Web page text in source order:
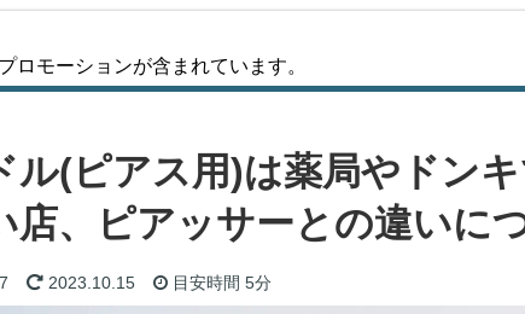
ロモーションが含まれています。
ル(ピアス用)は薬局やドン
店、ピアッサーとの違いに
2023.10.15 目安時間 5分